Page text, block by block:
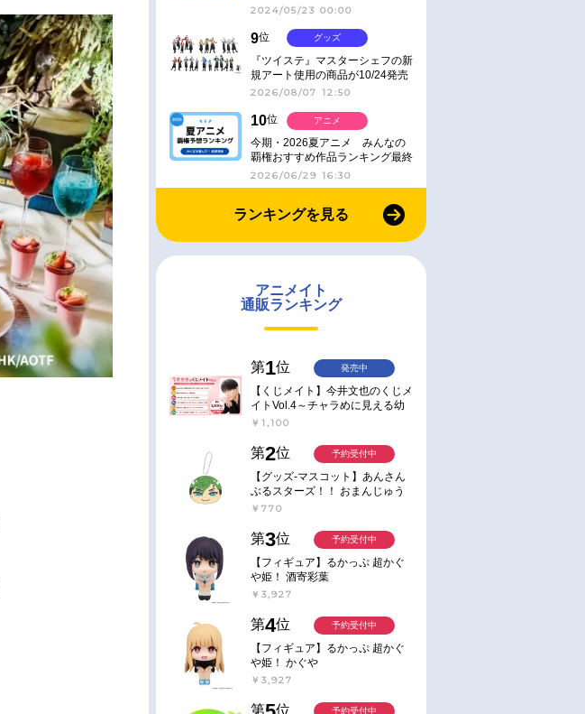
2024/05/23 00:00
9位
『ツイステ』マスターシェフの新
規アート使用の商品が10/24発売
2026/08/07 12:50
グッズ
10位
今期・2026夏アニメ みんなの
覇権おすすめ作品ランキング最終
結果発表！
2026/06/29 16:30
アニメ
ランキングを見る
アニメイト
通販ランキング
第1位
【くじメイト】今井文也のくじメ
イトVol.4～チャラめに見える幼
馴染、実は一途で独占欲が強いん
￥1,100
発売中
第2位
【グッズ-マスコット】あんさん
ぶるスターズ！！ おまんじゅう
にぎにぎマスコット ねくすと2
￥770
予約受付中
第3位
【フィギュア】るかっぷ 超かぐ
や姫！ 酒寄彩葉
￥3,927
予約受付中
第4位
【フィギュア】るかっぷ 超かぐ
や姫！ かぐや
￥3,927
予約受付中
第 位 予約受付中